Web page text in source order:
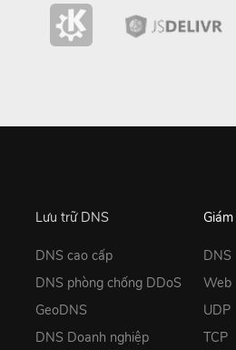
Lưu trữ DNS
DNS cao cấp
DNS phòng chống DDoS
GeoDNS
DNS Doanh nghiệp
DNS
Web
UDP
TCP